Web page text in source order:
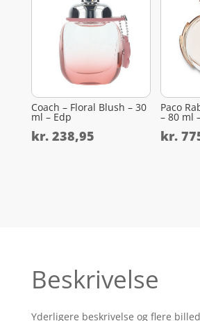
Coach – Floral Blush – 30
ml – Edp
kr.238,95
Paco
– 80 ml
kr.
Beskrivelse
Yderligere beskrivelse og flere